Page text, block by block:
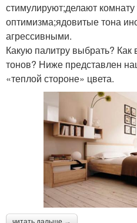
стимулируют;делают
оптимизма;ядовитые тона
агрессивными.
Какую палитру выбрать?
тонов? Ниже представлен
«теплой стороне» цвета.